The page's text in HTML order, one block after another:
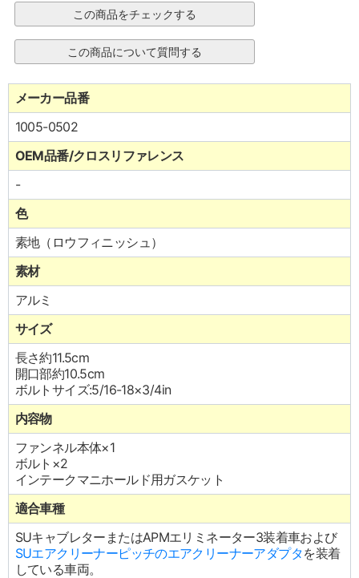
メーカー品番
1005-0502
OEM品番/クロスリファレンス
-
色
素地（ロウフィニッシュ）
素材
アルミ
サイズ
長さ約11.5cm
開口部約10.5cm
ボルトサイズ:5/16-18×3/4in
内容物
ファンネル本体×1
ボルト×2
インテークマニホールド用ガスケット
適合車種
SUキャブレターまたはAPMエリミネーター3装着車および
SUエアクリーナーピッチのエアクリーナーアダプタを装着
している車両。